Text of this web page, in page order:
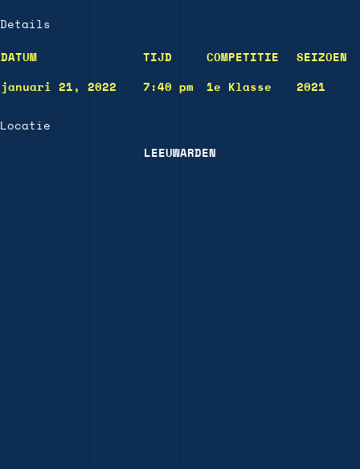
Details
DATUM TIJD COMPETITIE SEIZOEN
januari 21, 2022 7:40 pm 1e Klasse 2021
Locatie
LEEUWARDEN